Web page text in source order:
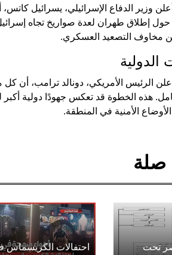
وزير الدفاع الإسرائيلي، يسرائيل
إطلاق طهران لعدة صواريخ تجاه
من مخاوف التصعيد العسكري.
الدولية
الرئيس الأمريكي، دونالد ترامب، أن كل
هذه الخطوة قد تعكس جهودًا دولية
الأمنية في المنطقة.
صلة
تحت
احتفالات الكريسماس